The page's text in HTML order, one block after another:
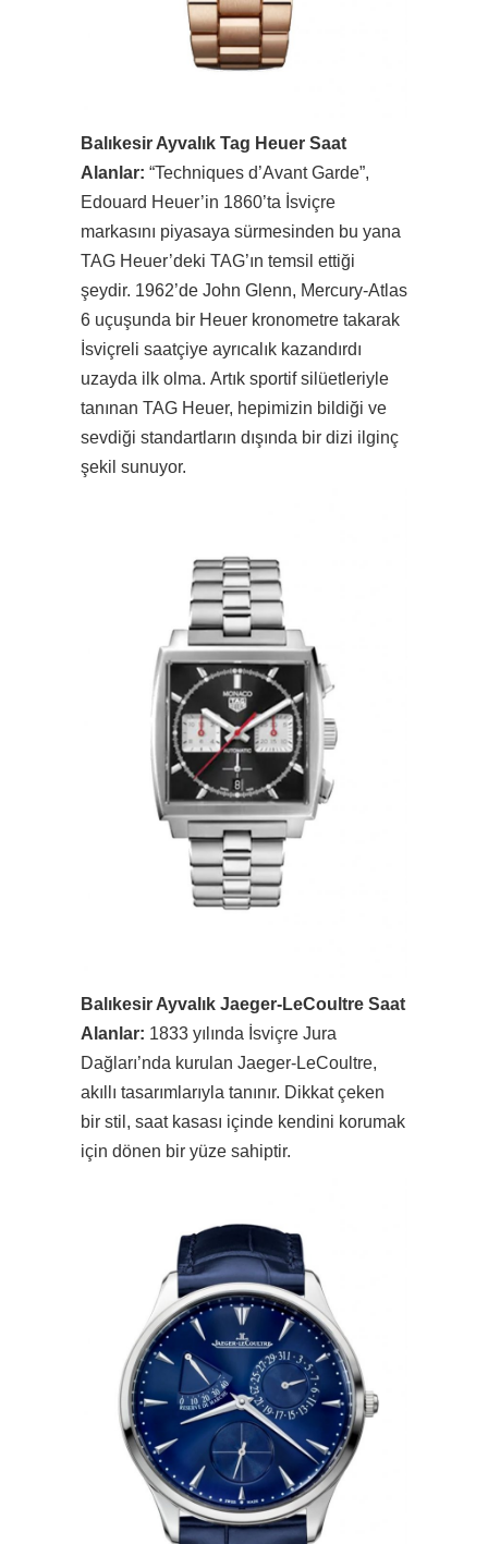
Balıkesir Ayvalık Tag Heuer Saat
Alanlar: “Techniques d’Avant Garde”,
Edouard Heuer’in 1860’ta İsviçre
markasını piyasaya sürmesinden bu yana
TAG Heuer’deki TAG’ın temsil ettiği
şeydir. 1962’de John Glenn, Mercury-Atlas
6 uçuşunda bir Heuer kronometre takarak
İsviçreli saatçiye ayrıcalık kazandırdı
uzayda ilk olma. Artık sportif silüetleriyle
tanınan TAG Heuer, hepimizin bildiği ve
sevdiği standartların dışında bir dizi ilginç
şekil sunuyor.
Balıkesir Ayvalık Jaeger-LeCoultre Saat
Alanlar: 1833 yılında İsviçre Jura
Dağları’nda kurulan Jaeger-LeCoultre,
akıllı tasarımlarıyla tanınır. Dikkat çeken
bir stil, saat kasası içinde kendini korumak
için dönen bir yüze sahiptir.